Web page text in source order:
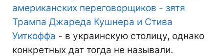
американских переговорщиков - зятя
Трампа Джареда Кушнера и Стива
Уиткоффа - в украинскую столицу, однако
конкретных дат тогда не называли.